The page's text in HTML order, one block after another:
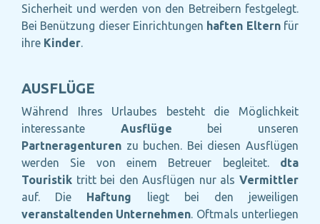
Sicherheit und werden von den Betreibern festgelegt.
Bei Benützung dieser Einrichtungen haften Elternfür
ihre Kinder.
AUSFLÜGE
Während Ihres Urlaubes besteht die Möglichkeit
interessante Ausflüge bei unseren
Partneragenturen zu buchen. Bei diesen Ausflügen
werden Sie von einem Betreuer begleitet. dta
Touristik tritt bei den Ausflügen nur als Vermittler
auf. Die Haftung liegt bei den jeweiligen
veranstaltenden Unternehmen. Oftmals unterliegen